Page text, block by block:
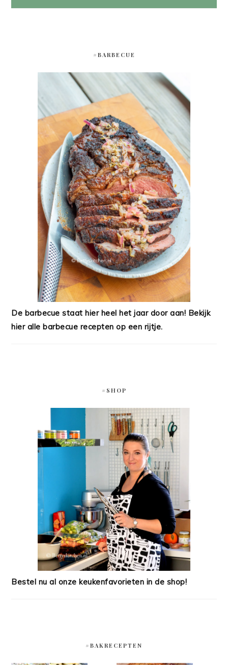
#BARBECUE
De barbecue staat hier heel het jaar door aan! Bekijk
hier alle barbecue recepten op een rijtje.
#SHOP
Bestel nu al onze keukenfavorieten in de shop!
#BAKRECEPTEN